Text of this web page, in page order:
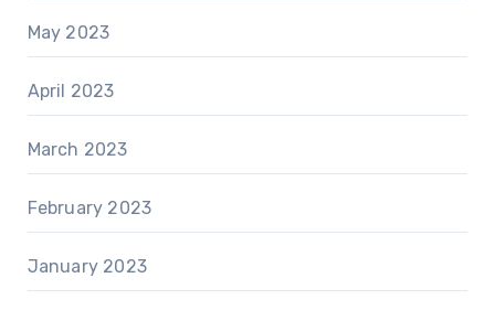
May 2023
April 2023
March 2023
February 2023
January 2023